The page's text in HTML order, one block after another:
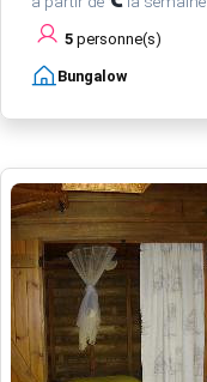
5 personne(s)
Bungalow